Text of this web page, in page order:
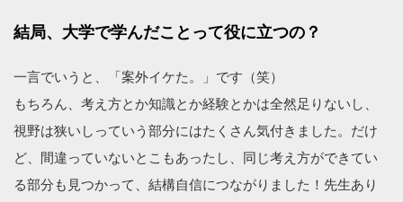
結局、大学で学んだことって役に立つの？
一言でいうと、「案外イケた。」です（笑）
もちろん、考え方とか知識とか経験とかは全然足りないし、
視野は狭いしっていう部分にはたくさん気付きました。だけ
ど、間違っていないとこもあったし、同じ考え方ができてい
る部分も見つかって、結構自信につながりました！先生あり